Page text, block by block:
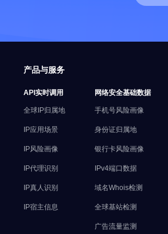
产品与服务
API实时调用
全球IP归属地
IP应用场景
IP风险画像
IP代理识别
IP真人识别
IP宿主信息
网络安全基础数据
手机号风险画像
身份证归属地
银行卡风险画像
IPv4端口数据
域名Whois检测
全球基站检测
广告流量监测